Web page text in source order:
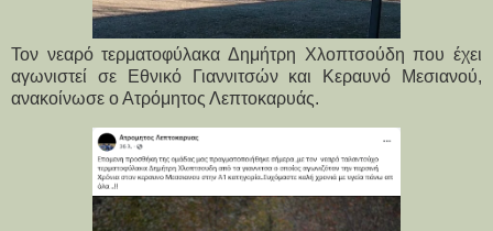
Τον νεαρό τερματοφύλακα Δημήτρη Χλοπτσούδη που έχει
αγωνιστεί σε Εθνικό Γιαννιτσών και Κεραυνό Μεσιανού,
ανακοίνωσε ο Ατρόμητος Λεπτοκαρυάς.